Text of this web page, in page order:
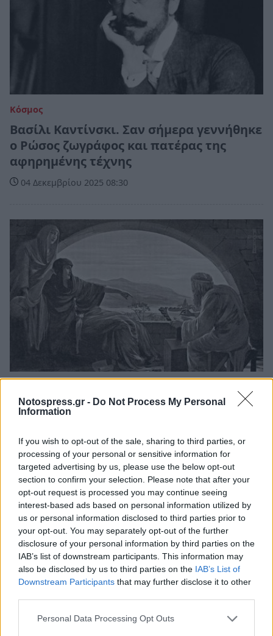
Notospress.gr - Do Not Process My Personal
Information
If you wish to opt-out of the sale, sharing to third parties, or
processing of your personal or sensitive information for
targeted advertising by us, please use the below opt-out
section to confirm your selection. Please note that after your
opt-out request is processed you may continue seeing
interest-based ads based on personal information utilized by
us or personal information disclosed to third parties prior to
your opt-out. You may separately opt-out of the further
disclosure of your personal information by third parties on the
IAB’s list of downstream participants. This information may
also be disclosed by us to third parties on the IAB’s List of
Downstream Participants that may further disclose it to other
Personal Data Processing Opt Outs
Κόσμος
Βασίλι Καντίνσκι. Σαν σήμερα γεννήθηκε
ο Ρώσος ζωγράφος και πατέρας της
αφηρημένης τέχνης
04 Δεκεμβρίου 2025 08:30
Άννα Κομνηνή: Η βυζαντινή πριγκίπισσα
αυτοκράτορα πατέρα της
01 Δεκεμβρίου 2025 08:30